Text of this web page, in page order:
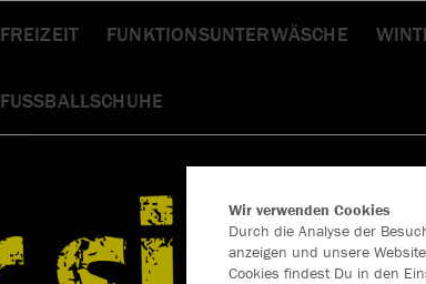
FREIZEIT FUNKTIONSUNTERWÄSCHE
FUSSBALLSCHUHE
Wir verwenden Cookies
Durch die Analyse der
anzeigen und unsere
Cookies findest Du in den